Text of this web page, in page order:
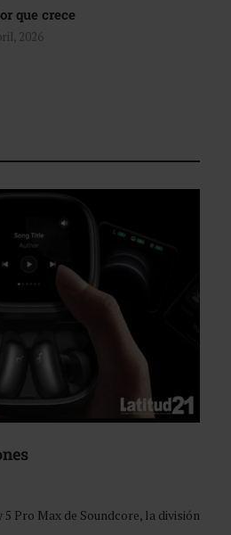
que crece
2026
Pro Max de Soundcore, la división